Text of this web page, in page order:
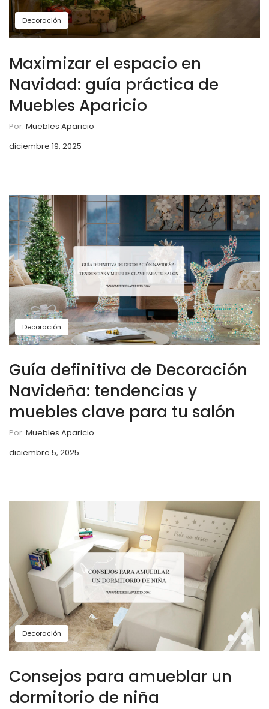
Decoración
Maximizar el espacio en
Navidad: guía práctica de
Muebles Aparicio
Por: Muebles Aparicio
diciembre 19, 2025
Decoración
Guía definitiva de Decoración
Navideña: tendencias y
muebles clave para tu salón
Por: Muebles Aparicio
diciembre 5, 2025
Decoración
Consejos para amueblar un
dormitorio de niña